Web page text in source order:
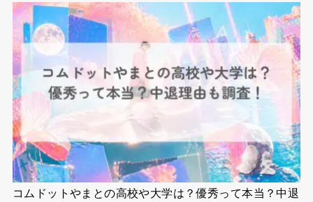
コムドットやまとの高校や大学は？優秀って本当？中退